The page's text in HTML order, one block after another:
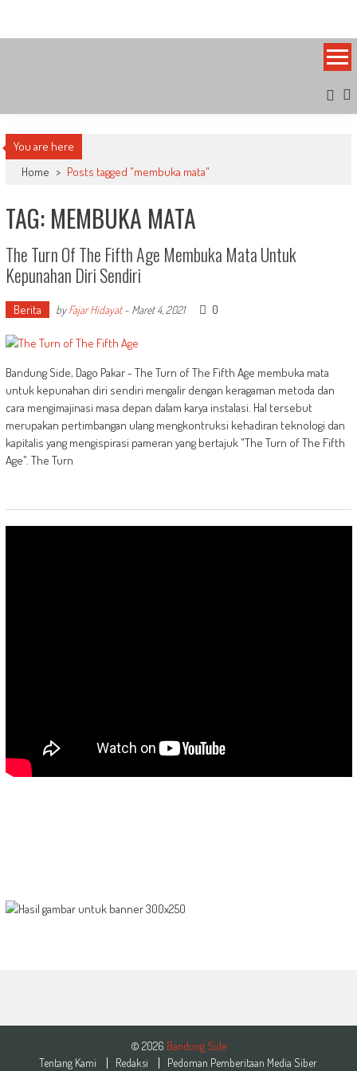
content
You are here
Home > Posts tagged "membuka mata"
TAG: MEMBUKA MATA
The Turn Of The Fifth Age Membuka Mata Untuk
Kepunahan Diri Sendiri
Berita byFajar Hidayat- Maret 4, 2021 0
Bandung Side, Dago Pakar - The Turn of The Fifth Age membuka mata
untuk kepunahan diri sendiri mengalir dengan keragaman metoda dan
cara mengimajinasi masa depan dalam karya instalasi. Hal tersebut
merupakan pertimbangan ulang mengkontruksi kehadiran teknologi dan
kapitalis yang mengispirasi pameran yang bertajuk "The Turn of The Fifth
Age". The Turn
© 2026 Bandung Side
Tentang Kami
Redaksi Pedoman Pemberitaan Media Siber